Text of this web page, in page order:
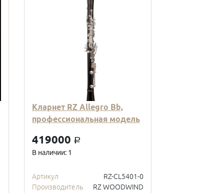
Кларнет RZ Allegro Bb,
профессиональная модель
419000 a
В наличии: 1
Артикул
RZ-CL5401-0
Производитель
RZ WOODWIND